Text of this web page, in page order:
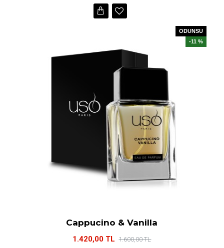
ODUNSU
-11 %
Cappucino & Vanilla
1.420,00 TL 1.600,00 TL